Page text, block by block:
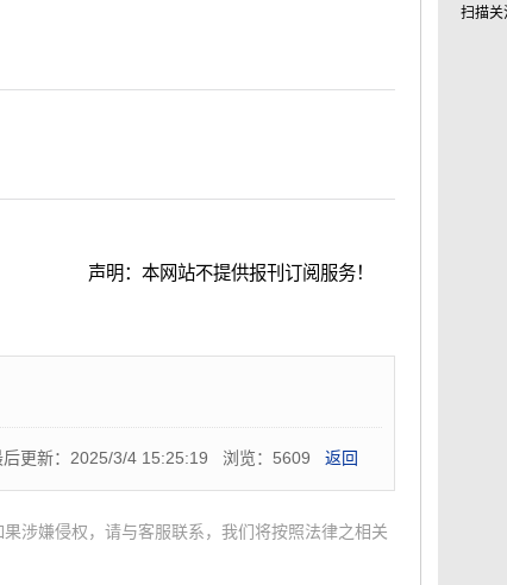
声明：本网站不提供报刊订阅服务！
网站资料！
后更新：2025/3/4 15:25:19 浏览：5609 返回
涉嫌侵权，请与客服联系，我们将按照法律之相关
扫描关